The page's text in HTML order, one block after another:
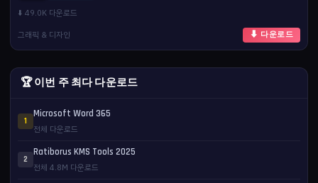
⬇️ 49.0K 다운로드
그래픽 & 디자인
⬇ 다운로드
🏆 이번 주 최다 다운로드
1
Microsoft Word 365
전체 다운로드
2
Ratiborus KMS Tools 2025
전체 4.8M 다운로드